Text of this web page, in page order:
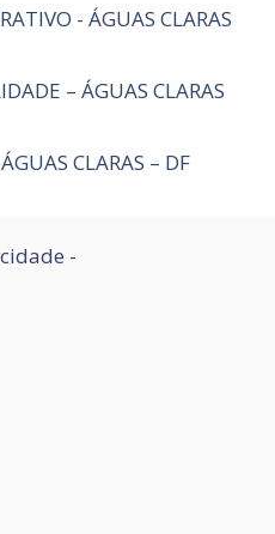
- ÁGUAS CLARAS
– ÁGUAS CLARAS
CLARAS – DF
-